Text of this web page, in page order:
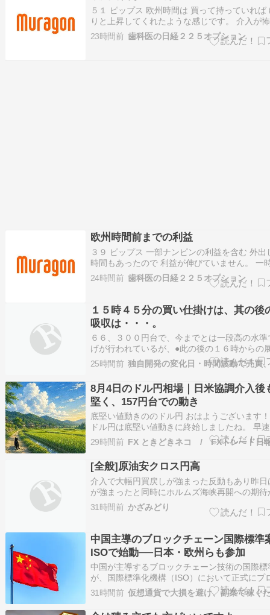
５１ ピップス 欧州時間は 買って持っていれば
りと上昇してくれたような感じです。 介入が
くは持てませんでした。 コツコツ稼いでいま
23時間前 歯科医の日経２２５オプション
欧州時間前までの利益
３９ ピップス 一部ナンピンの利益を含む 外出
時間もあったので 利益が伸びていません。 一
動きのボラが出てきたので トレードしやすく
す。
24時間前 歯科医の日経２２５オプション
１５時４５分の買い仕掛けは、其の後
吸収は・・・。
６６、３００円台で、今までとは一段高の水準
げが行われているが、●此の後の１６時からの
目です。米の大幅高から。今夜の欧州は上がる
高。期待。１５時５５分記日経株先は、買い
の投げが出ているか。下げて来ています。１
記株先、６６、２９６円売りが１順…
25時間前
8月4日のドル円相場｜日米協調介入後
堅く、157円台での動き
底堅い値動きののドル円 おはようございます
ドル円は底堅い値動きに終始しましたね。 早
の相場から振り返っていきましょう！ 東京時
海外市場で157円台まで戻していたドル円は、
も157円台で神経質な動き。 7月31日の日米協
受け、158円台…
29時間前 FX ときどきネコ / FXトレード日
[全般]原油安クロス円高
介入で大幅円買戻しが強まった反動もあり昨日
が強まったと同時にホルムズ海峡再開への期待
価格が低下したことからリスクオンが進んでク
直接の買いも見られた。昨日は介入で大幅高
で上昇。その後ベッセント財務長…
31時間前 かざみどり
中国主導のブロックチェーン国際標準
ISOで始動──日本・欧州らも参加
中国が主導するブロックチェーン技術の国際標
が、国際標準化機構（ISO）において正式にプ
ト化されたと、8月3日に中国メディアが...
31時間前